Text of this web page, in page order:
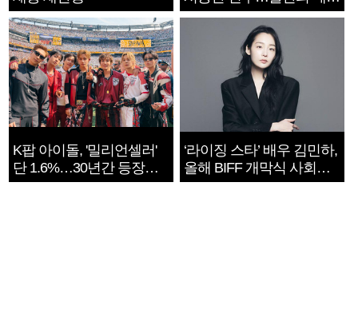
지는 ‘전쟁 속죄’
K팝 아이돌, '밀리언셀러'
단 1.6%…30년간 등장
1182개팀 전수조사
‘라이징 스타’ 배우 김민하,
올해 BIFF 개막식 사회자
확정